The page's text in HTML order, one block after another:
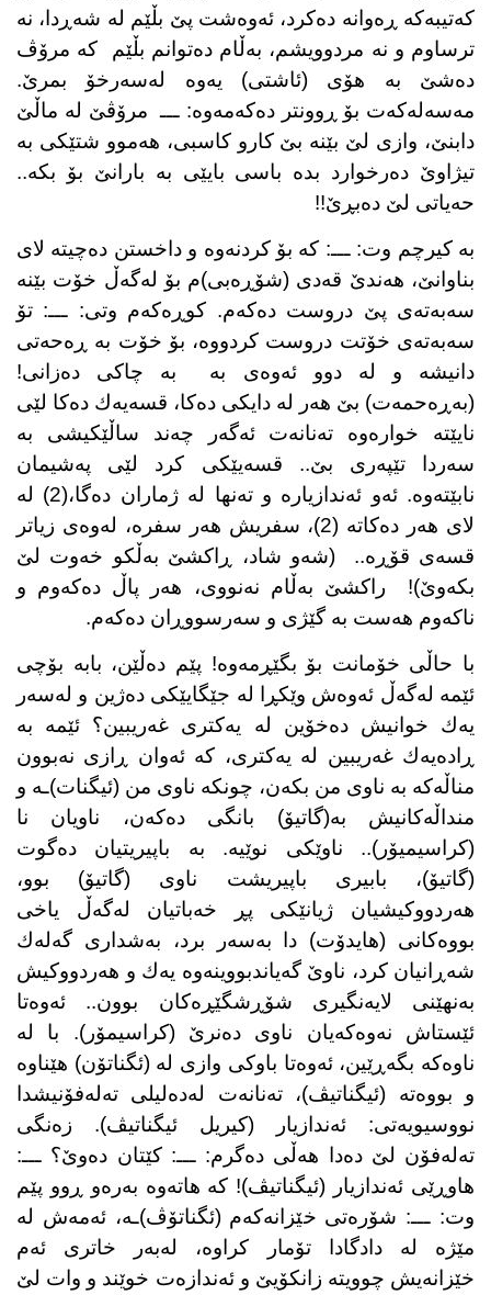
كەتیبەكە ڕەوانە دەكرد، ئەوەشت پێ بڵێم لە شەڕدا، نە
ترساوم و نە مردوویشم، بەڵام دەتوانم بڵێم
كە مرۆڤ
دەشێ بە هۆی (ئاشتی) یەوە لەسەرخۆ بمرێ.
مەسەلەكەت بۆ ڕوونتر دەكەمەوە: ـــ مرۆڤێ لە ماڵێ
دابنێ، وازی لێ بێنە بێ كارو كاسبی، هەموو شتێكی بە
تیژاوێ دەرخوارد بدە باسی بایێی بە بارانێ بۆ بكە..
حەیاتی لێ دەبڕێ!!
بە كیرچم وت: ـــ: كە بۆ كردنەوە و داخستن دەچیتە لای
بناوانێ، هەندێ قەدی (شۆڕەبی)م بۆ لەگەڵ خۆت بێنە
سەبەتەی پێ دروست دەكەم. كوڕەكەم وتی: ـــ: تۆ
سەبەتەی خۆتت دروست كردووە، بۆ خۆت بە ڕەحەتی
دانیشە و لە دوو ئەوەی بە
بە چاكی دەزانی!
(بەڕەحمەت) بێ هەر لە دایكی دەكا، قسەیەك دەكا لێی
نایێتە خوارەوە تەنانەت ئەگەر چەند ساڵێكیشی بە
سەردا تێپەری بێ.. قسەیێكی كرد لێی پەشیمان
نابێتەوە. ئەو ئەندازیارە و تەنها لە ژماران دەگا،(2) لە
لای هەر دەكاتە (2)، سفریش هەر سفرە، لەوەی زیاتر
قسەی قۆڕە..
(شەو شاد، ڕاكشێ بەڵكو خەوت لێ
بكەوێ)!
راكشێ بەڵام نەنووی، هەر پاڵ دەكەوم و
ناكەوم هەست بە گێژی و سەرسووڕان دەكەم.
با حاڵی خۆمانت بۆ بگێڕمەوە! پێم دەڵێن، بابە بۆچی
ئێمە لەگەڵ ئەوەش وێكڕا لە جێگایێكی دەژین و لەسەر
یەك خوانیش دەخۆین لە یەكتری غەریبین؟ ئێمە بە
ڕادەیەك غەریبین لە یەكتری، كە ئەوان ڕازی نەبوون
مناڵەكە بە ناوی من بكەن، چونكە ناوی من (ئیگنات)ـە و
منداڵەكانیش بە(گاتیۆ) بانگی دەكەن، ناویان نا
(كراسیمیۆر).. ناوێكی نوێیە. بە باپیریتیان دەگوت
(گاتیۆ)، بابیری باپیریشت ناوی (گاتیۆ) بوو،
هەردووكیشیان ژیانێكی پڕ خەباتیان لەگەڵ یاخی
بووەكانی (هایدۆت) دا بەسەر برد، بەشداری گەلەك
شەڕانیان كرد، ناوێ گەیاندبووینەوە یەك و هەردووكیش
بەنهێنی لایەنگیری شۆڕشگێڕەكان بوون.. ئەوەتا
ئێستاش نەوەكەیان ناوی دەنرێ (كراسیمۆر). با لە
ناوەكە بگەڕێین، ئەوەتا باوكی وازی لە (ئگناتۆن) هێناوە
و بووەتە (ئیگناتیڤ)، تەنانەت لەدەلیلی تەلەفۆنیشدا
نووسیویەتی: ئەندازیار (كیریل ئیگناتیڤ). زەنگی
تەلەفۆن لێ دەدا هەڵی دەگرم: ـــ: كێتان دەوێ؟ ـــ:
هاوڕێی ئەندازیار (ئیگناتیڤ)! كە هاتەوە بەرەو ڕوو پێم
وت: ـــ: شۆرەتی خێزانەكەم (ئگناتۆڤ)ـە، ئەمەش لە
مێژە لە دادگادا تۆمار كراوە، لەبەر خاتری ئەم
خێزانەیش چوویتە زانكۆیێ و ئەندازەت خوێند و وات لێ